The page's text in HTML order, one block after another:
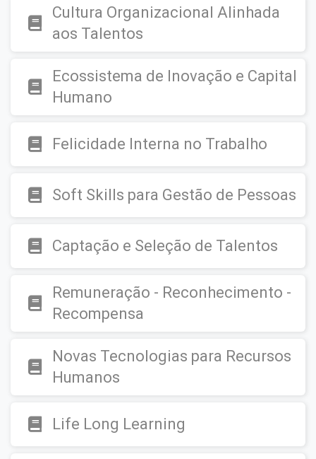
Cultura Organizacional Alinhada
aos Talentos
Ecossistema de Inovação e Capital
Humano
Felicidade Interna no Trabalho
Soft Skills para Gestão de Pessoas
Captação e Seleção de Talentos
Remuneração - Reconhecimento -
Recompensa
Novas Tecnologias para Recursos
Humanos
Life Long Learning